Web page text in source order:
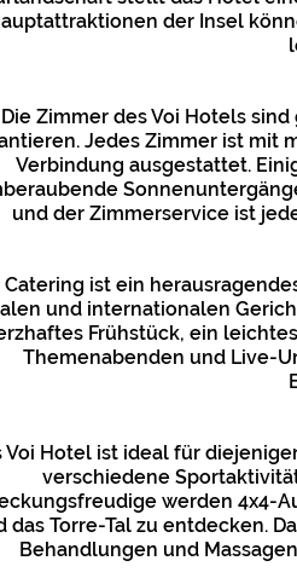
der Insel
Die Zimmer des Voi Hotels
Jedes Zimmer ist mit
Verbindung ausgestattet.
und der Zimmerservice ist
Catering ist ein
und internationalen
Frühstück, ein
Themenabenden und Live-
Voi Hotel ist ideal für
verschiedene
werden 4x4-
das Torre-Tal zu entdecken.
Behandlungen und